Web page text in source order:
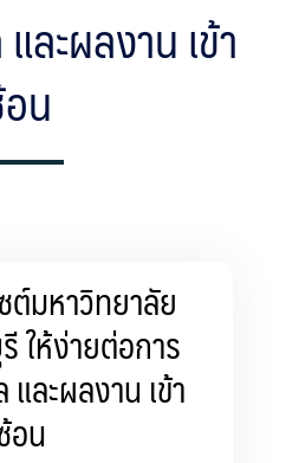
ละผลงาน เข้า
น
ต์มหาวิทยาลัย
ให้ง่ายต่อการ
ละผลงาน เข้า
อน